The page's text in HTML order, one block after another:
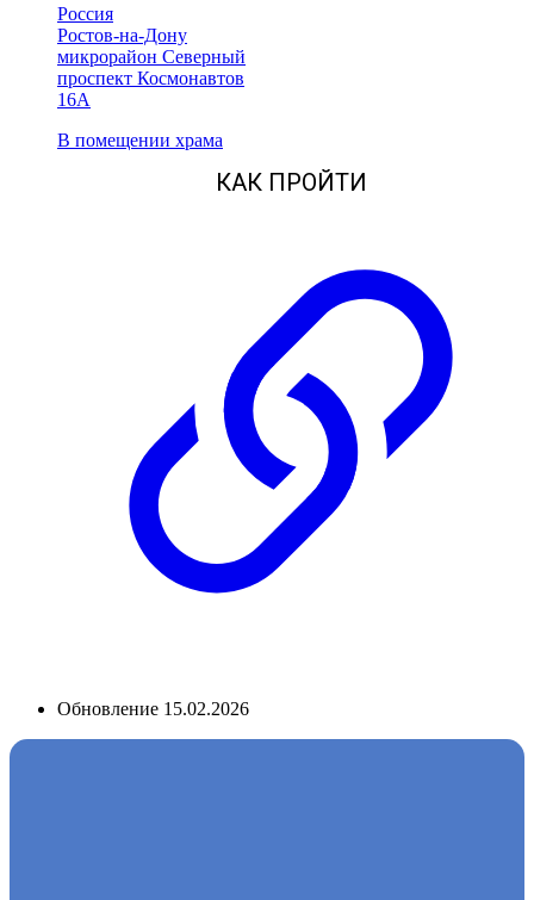
Россия
Ростов-на-Дону
микрорайон Северный
проспект Космонавтов
16А
В помещении храма
Обновление 15.02.2026